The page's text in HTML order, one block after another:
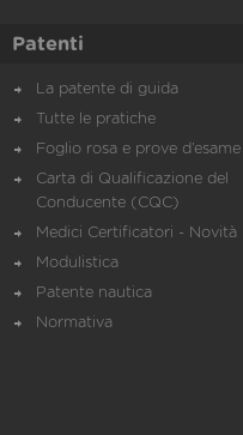
Patenti
La patente di guida
Tutte le pratiche
Foglio rosa e prove d’esame
Carta di Qualificazione del
Conducente (CQC)
Medici Certificatori - Novità
Modulistica
Patente nautica
Normativa